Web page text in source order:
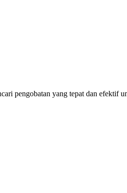
pengobatan yang tepat dan efektif